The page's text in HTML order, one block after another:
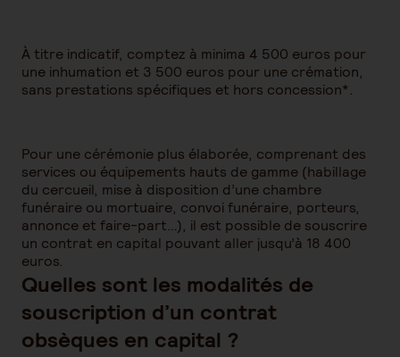
À titre indicatif, comptez à minima 4 500 euros pour
une inhumation et 3 500 euros pour une crémation,
sans prestations spécifiques et hors concession*.
Pour une cérémonie plus élaborée, comprenant des
services ou équipements hauts de gamme (habillage
du cercueil, mise à disposition d’une chambre
funéraire ou mortuaire, convoi funéraire, porteurs,
annonce et faire-part…), il est possible de souscrire
un contrat en capital pouvant aller jusqu’à 18 400
euros.
Quelles sont les modalités de
souscription d’un contrat
obsèques en capital ?